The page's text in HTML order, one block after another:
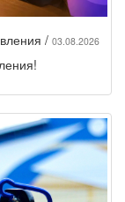
/ 03.08.2026